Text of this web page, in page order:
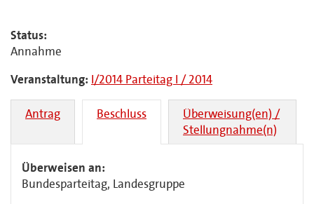
Status:
Annahme
Veranstaltung: I/2014 Parteitag I / 2014
Antrag Beschluss
Überweisung(en) /
Stellungnahme(n)
Überweisen an:
Bundesparteitag, Landesgruppe